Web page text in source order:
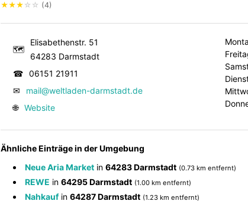
★★★ ☆ ☆ (4)
🗺
Elisabethenstr. 51
64283 Darmstadt
☎ 06151 21911
✉
mail@weltladen-darmstadt.de
🌐 Website
Ähnliche Einträge in der Umgebung
Neue Aria Market in 64283 Darmstadt (0.73 km entfernt)
REWE in 64295 Darmstadt (1.00 km entfernt)
Nahkaufin 64287 Darmstadt (1.23 km entfernt)